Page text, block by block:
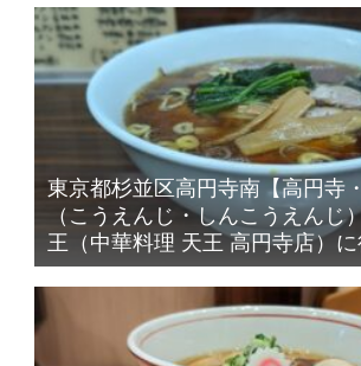
東京都杉並区高円寺南【高円寺
（こうえんじ・しんこうえんじ
王（中華料理 天王 高円寺店）